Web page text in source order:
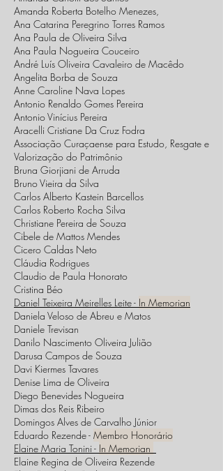
Amanda Roberta Botelho Menezes,
Ana Catarina Peregrino Torres Ramos
Ana Paula de Oliveira Silva
Ana Paula Nogueira Couceiro
André Luís Oliveira Cavaleiro de Macêdo
Angelita Borba de Souza
Anne Caroline Nava Lopes
Antonio Renaldo Gomes Pereira
Antonio Vinícius Pereira
Aracelli Cristiane Da Cruz Fodra
Associação Curaçaense para Estudo, Resgate e
Valorização do Patrimônio
Bruna Giorjiani de Arruda
Bruno Vieira da Silva
Carlos Alberto Kastein Barcellos
Carlos Roberto Rocha Silva
Christiane Pereira de Souza
Cibele de Mattos Mendes
Cicero Caldas Neto
Cláudia Rodrigues
Claudio de Paula Honorato
Cristina Béo
Daniel Teixeira Meirelles Leite - In Memorian
Daniela Veloso de Abreu e Matos
Daniele Trevisan
Danilo Nascimento Oliveira Julião
Darusa Campos de Souza
Davi Kiermes Tavares
Denise Lima de Oliveira
Diego Benevides Nogueira
Dimas dos Reis Ribeiro
Domingos Alves de Carvalho Júnior
Eduardo Rezende - Membro Honorário
Elaine Maria Tonini - In Memorian
Elaine Regina de Oliveira Rezende